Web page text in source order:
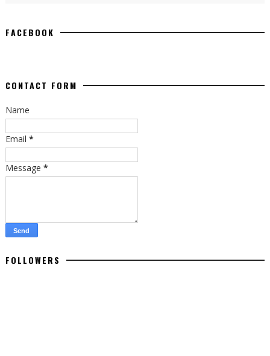
FACEBOOK
CONTACT FORM
Name
Email *
Message *
FOLLOWERS